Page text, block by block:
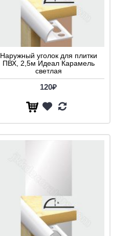
Наружный уголок для плитки
ПВХ, 2,5м Идеал Карамель
светлая
120₽